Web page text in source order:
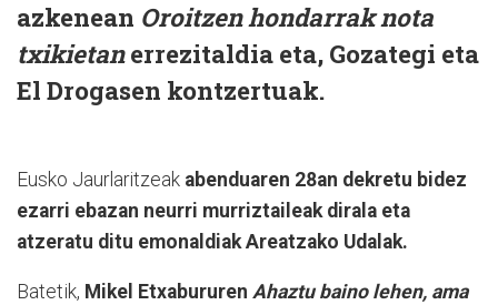
azkenean Oroitzen hondarrak nota
txikietanerrezitaldia eta, Gozategi eta
El Drogasen kontzertuak.
Eusko Jaurlaritzeak abenduaren 28an dekretu bidez
ezarri ebazan neurri murriztaileak dirala eta
atzeratu ditu emonaldiak Areatzako Udalak.
Batetik, Mikel Etxabururen Ahaztu baino lehen, ama